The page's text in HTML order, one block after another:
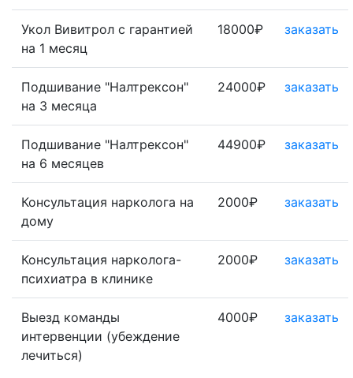
Укол Вивитрол с гарантией
на 1 месяц
18000₽ заказать
Подшивание "Налтрексон"
на 3 месяца
24000₽ заказать
Подшивание "Налтрексон"
на 6 месяцев
44900₽ заказать
Консультация нарколога на
дому
2000₽ заказать
Консультация нарколога-
психиатра в клинике
2000₽ заказать
Выезд команды
интервенции (убеждение
лечиться)
4000₽ заказать